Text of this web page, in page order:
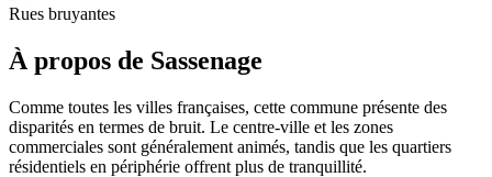
Rues bruyantes
À propos de Sassenage
Comme toutes les villes françaises, cette commune présente des
disparités en termes de bruit. Le centre-ville et les zones
commerciales sont généralement animés, tandis que les quartiers
résidentiels en périphérie offrent plus de tranquillité.